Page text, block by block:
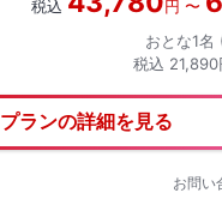
税込
円 〜
おとな1名
税込
プランの詳細を見る
お問い